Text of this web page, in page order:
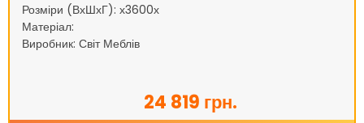
Розміри (ВхШхГ): х3600х
Матеріал:
Виробник: Світ Меблів
24 819 грн.